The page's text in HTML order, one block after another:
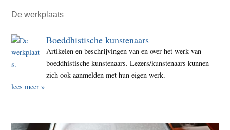
De werkplaats
Boeddhistische kunstenaars
Artikelen en beschrijvingen van en over het werk van
boeddhistische kunstenaars. Lezers/kunstenaars kunnen
zich ook aanmelden met hun eigen werk.
lees meer »